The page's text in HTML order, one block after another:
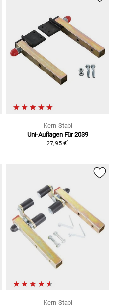
Kern-Stabi
Uni-Auflagen Für 2039
27,95 €1
Kern-Stabi